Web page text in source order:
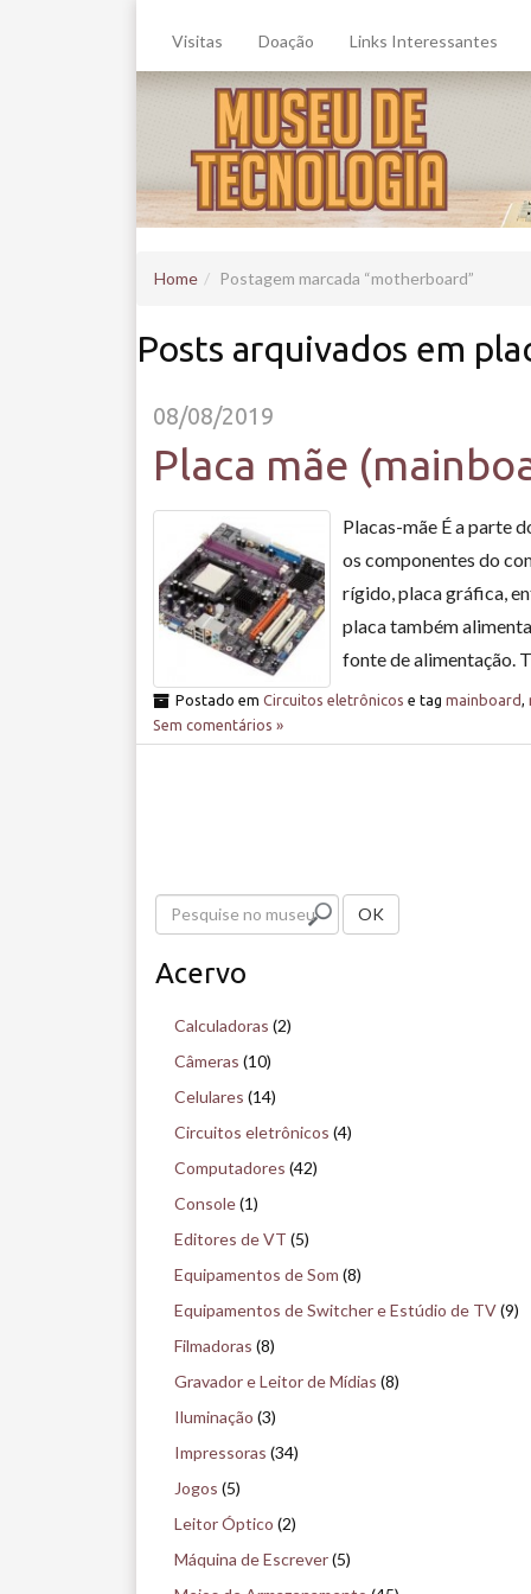
Visitas Doação Links Interessantes
Home Postagem marcada motherboard
Posts arquivados em
08/08/2019
Placa mãe
Placas-mãe É a parte
os componentes do
rígido, placa gráfica,
placa também
fonte de alimentação.
Postado em Circuitos eletrônicos e tag mainboard
Sem comentários »
s
OK
Acervo
Calculadoras (2)
Câmeras (10)
Celulares (14)
Circuitos eletrônicos (4)
Computadores (42)
Console(1)
Editores de VT (5)
Equipamentos de Som (8)
Equipamentos de Switcher e Estúdio de TV(9)
Filmadoras (8)
Gravador e Leitor de Mídias (8)
Iluminação (3)
Impressoras (34)
Jogos (5)
Leitor Óptico (2)
Máquina de Escrever(5)